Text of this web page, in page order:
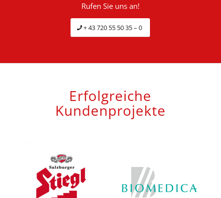
Rufen Sie uns an!
+ 43 720 55 50 35 – 0
Erfolgreiche
Kundenprojekte